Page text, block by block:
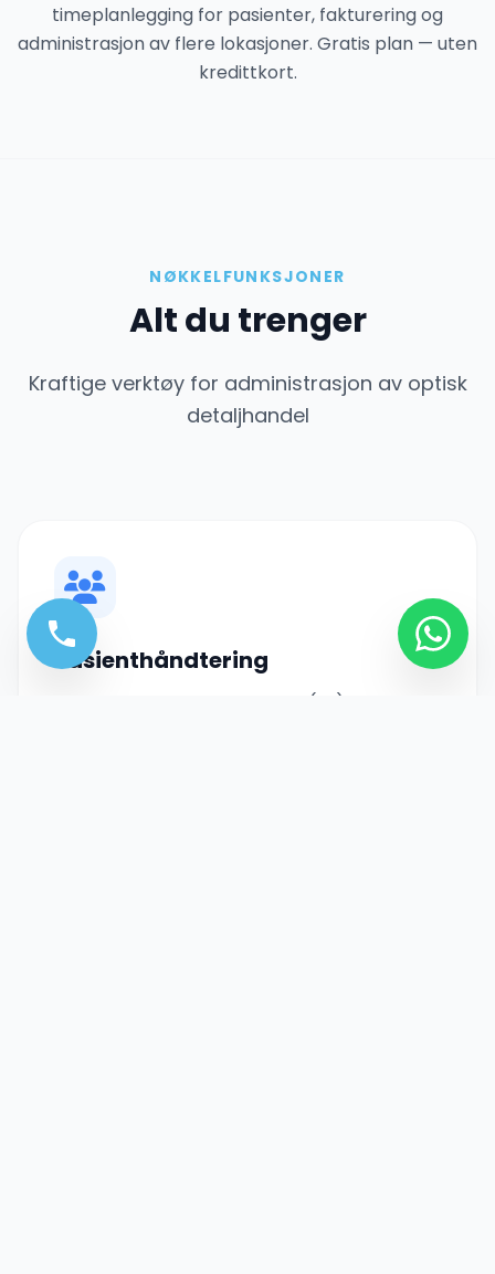
timeplanlegging for pasienter, fakturering og
administrasjon av flere lokasjoner. Gratis plan — uten
kredittkort.
NØKKELFUNKSJONER
Alt du trenger
Kraftige verktøy for administrasjon av optisk
detaljhandel
Pasienthåndtering
Ubegrenset resept-historikk (Rx) for kunder